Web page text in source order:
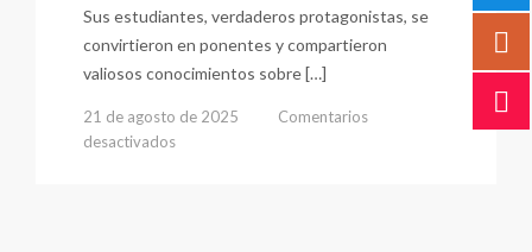
Sus estudiantes, verdaderos protagonistas, se
convirtieron en ponentes y compartieron
valiosos conocimientos sobre […]
21 de agosto de 2025
Comentarios
desactivados